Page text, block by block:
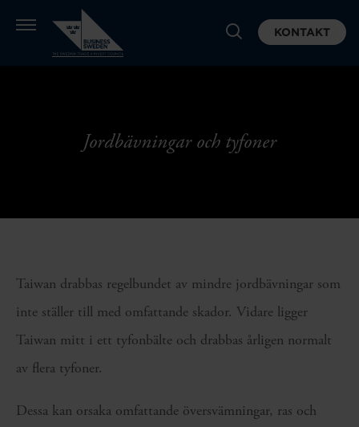
KONTAKT
Jordbävningar och tyfoner
Taiwan drabbas regelbundet av mindre jordbävningar som
inte ställer till med omfattande skador. Vidare ligger
Taiwan mitt i ett tyfonbälte och drabbas årligen normalt
av flera tyfoner.
Dessa kan orsaka omfattande översvämningar, ras och